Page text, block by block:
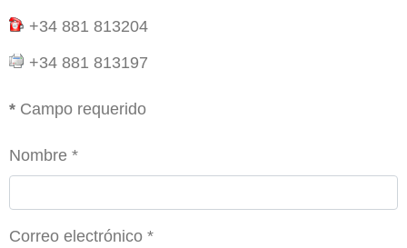
+34 881 813204
+34 881 813197
* Campo requerido
Nombre *
Correo electrónico *